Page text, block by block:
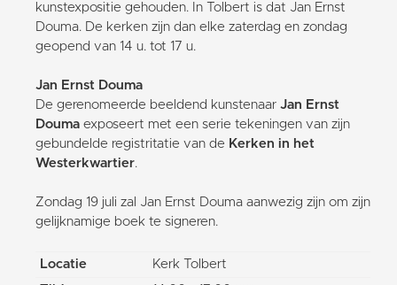
kunstexpositie gehouden. In Tolbert is dat Jan Ernst
Douma. De kerken zijn dan elke zaterdag en zondag
geopend van 14 u. tot 17 u.
Jan Ernst Douma
De gerenomeerde beeldend kunstenaar Jan Ernst
Douma exposeert met een serie tekeningen van zijn
gebundelde registritatie van de Kerken in het
Westerkwartier.
Zondag 19 juli zal Jan Ernst Douma aanwezig zijn om zijn
gelijknamige boek te signeren.
Locatie
Kerk Tolbert